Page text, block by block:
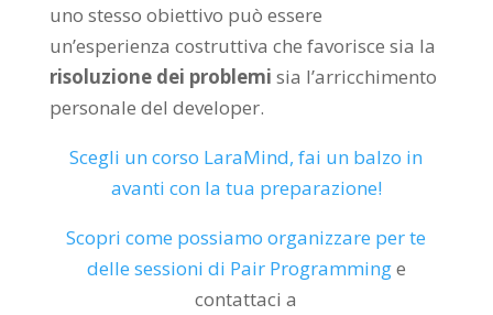
uno stesso obiettivo può essere
un’esperienza costruttiva che favorisce sia la
risoluzione dei problemi sia l’arricchimento
personale del developer.
Scegli un corso LaraMind, fai un balzo in
avanti con la tua preparazione!
Scopri come possiamo organizzare per te
delle sessioni di Pair Programminge
contattaci a